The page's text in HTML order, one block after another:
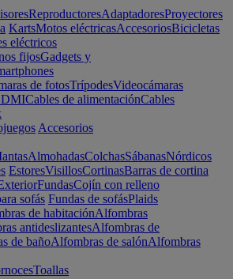
ReproductoresAdaptadoresProyectores
KartsMotos eléctricasAccesoriosBicicletas
eléctricos
fijosGadgets y
de fotosTrípodesVideocámaras
Cables de alimentaciónCables
Accesorios
AlmohadasColchasSábanasNórdicos
EstoresVisillosCortinasBarras de cortina
FundasCojín con relleno
sofás Fundas de sofásPlaids
de habitaciónAlfombras
antideslizantesAlfombras de
de bañoAlfombras de salónAlfombras
Toallas